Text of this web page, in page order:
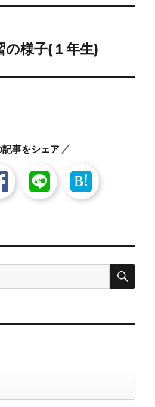
の様子(１年生)
記事をシェア
B!
検